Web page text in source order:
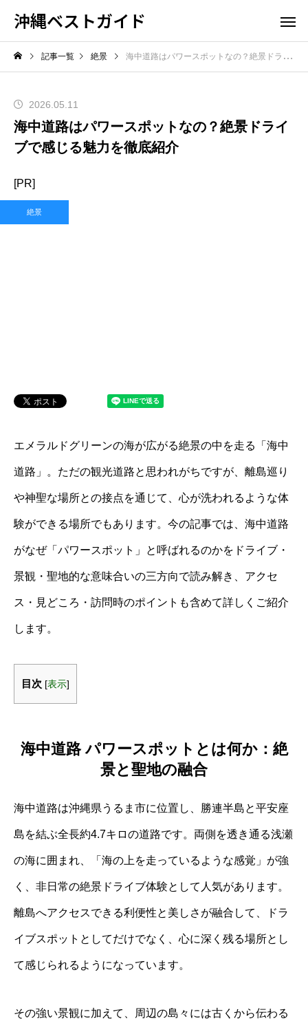
沖縄ベストガイド
記事一覧 絶景 海中道路はパワースポットなの？絶景ドライブで感じる魅力を徹底紹介
2026.05.11
海中道路はパワースポットなの？絶景ドライ
ブで感じる魅力を徹底紹介
[PR]
絶景
エメラルドグリーンの海が広がる絶景の中を走る「海中
道路」。ただの観光道路と思われがちですが、離島巡り
や神聖な場所との接点を通じて、心が洗われるような体
験ができる場所でもあります。今の記事では、海中道路
がなぜ「パワースポット」と呼ばれるのかをドライブ・
景観・聖地的な意味合いの三方向で読み解き、アクセ
ス・見どころ・訪問時のポイントも含めて詳しくご紹介
します。
目次 [表示]
海中道路 パワースポットとは何か：絶
景と聖地の融合
海中道路は沖縄県うるま市に位置し、勝連半島と平安座
島を結ぶ全長約4.7キロの道路です。両側を透き通る浅瀬
の海に囲まれ、「海の上を走っているような感覚」が強
く、非日常の絶景ドライブ体験として人気があります。
離島へアクセスできる利便性と美しさが融合して、ドラ
イブスポットとしてだけでなく、心に深く残る場所とし
て感じられるようになっています。
その強い景観に加えて、周辺の島々には古くから伝わる